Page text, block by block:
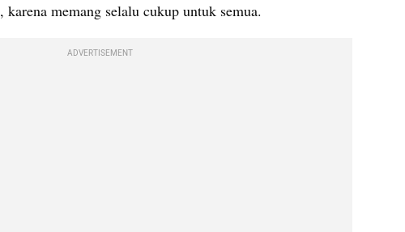
memang selalu cukup untuk semua.
ADVERTISEMENT